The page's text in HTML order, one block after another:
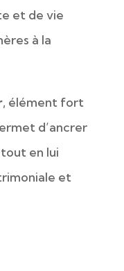
et de vie
à la
, élément fort
d’ancrer
en lui
et